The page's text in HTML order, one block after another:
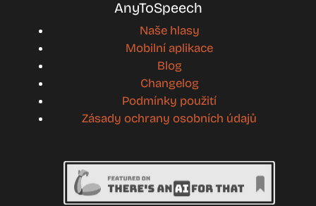
AnyToSpeech
Naše hlasy
Mobilní aplikace
Blog
Changelog
Podmínky použití
Zásady ochrany osobních údajů